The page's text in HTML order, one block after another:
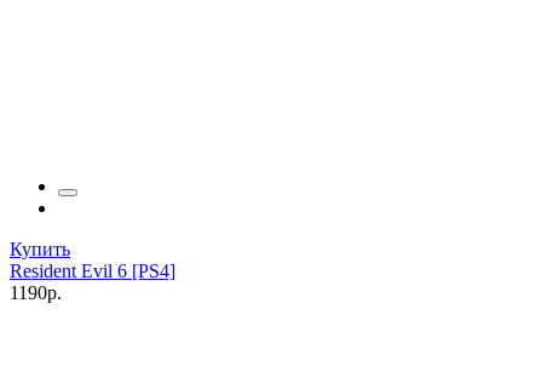
Купить
Resident Evil 6 [PS4]
1190р.